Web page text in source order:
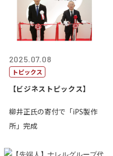
2025.07.08
トピックス
【ビジネストピックス】
柳井正氏の寄付で「iPS製作
所」完成